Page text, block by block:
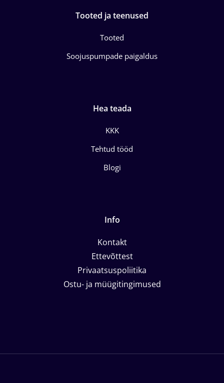
Tooted ja teenused
Tooted
Soojuspumpade paigaldus
Hea teada
KKK
Tehtud tööd
Blogi
Info
Kontakt
Ettevõttest
Privaatsuspoliitika
Ostu- ja müügitingimused